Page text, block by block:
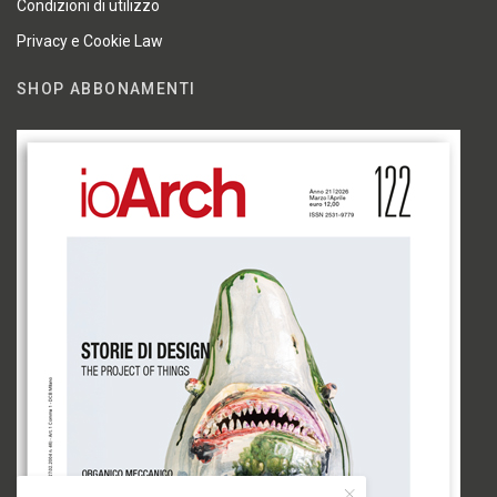
Condizioni di utilizzo
Privacy e Cookie Law
SHOP ABBONAMENTI